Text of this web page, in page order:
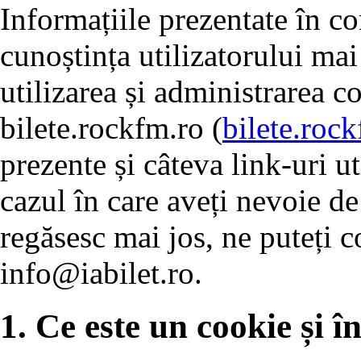
Informațiile prezentate în
cunoștința utilizatorului
utilizarea și administrarea
bilete.rockfm.ro (
prezente și câteva link-uri
cazul în care aveți nevoie
regăsesc mai jos, ne puteți
info@iabilet.ro.
1. Ce este un cookie și